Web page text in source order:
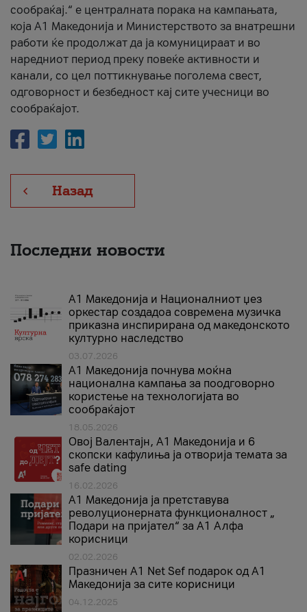
сообраќај.“ е централната порака на кампањата,
која A1 Македонија и Министерството за внатрешни
работи ќе продолжат да ја комуницираат и во
наредниот период преку повеќе активности и
канали, со цел поттикнување поголема свест,
одговорност и безбедност кај сите учесници во
сообраќајот.
Назад
Последни новости
А1 Македонија и Националниот џез
оркестар создадоа современа музичка
приказна инспирирана од македонското
културно наследство
03.07.2026
A1 Македонија почнува моќна
национална кампања за поодговорно
користење на технологијата во
сообраќајот
18.05.2026
Овој Валентајн, A1 Македонија и 6
скопски кафулиња ја отворија темата за
safe dating
16.02.2026
А1 Македонија ја претставува
револуционерната функционалност „
Подари на пријател“ за А1 Алфа
корисници
02.02.2026
Празничен A1 Net Sеf подарок од А1
Македонија за сите корисници
04.12.2025